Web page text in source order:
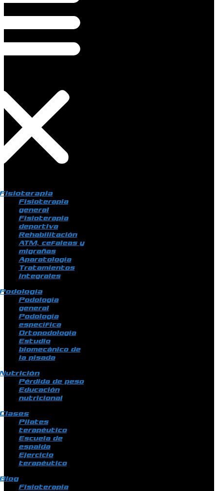
Fisioterapia
general
Fisioterapia
deportiva
Rehabilitación
ATM, cefaleas y
migrañas
Aparatología
Tratamientos
integrales
Podología
general
Podología
específica
Ortopodología
Estudio
biomecánico de
la pisada
Pérdida de peso
Educación
nutricional
Pilates
terapéutico
Escuela de
espalda
Ejercicio
terapéutico
Fisioterapia